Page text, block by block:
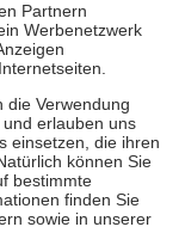
Höhe von zehn
fünf Euround
Apotheken.
die
Euro je